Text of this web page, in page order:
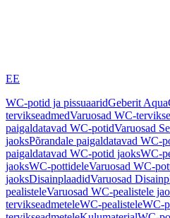
EE
WC-potid ja pissuaaridGeberit
tervikseadmedVaruosad WC-
paigaldatavad WC-potidVaruosad
jaoksPõrandale paigaldatavad WC-
paigaldatavad WC-potid jaoksWC-
jaoksWC-pottideleVaruosad WC-
jaoksDisainplaadidVaruosad
pealisteleVaruosad WC-pealistele
tervikseadmeteleWC-pealisteleWC-